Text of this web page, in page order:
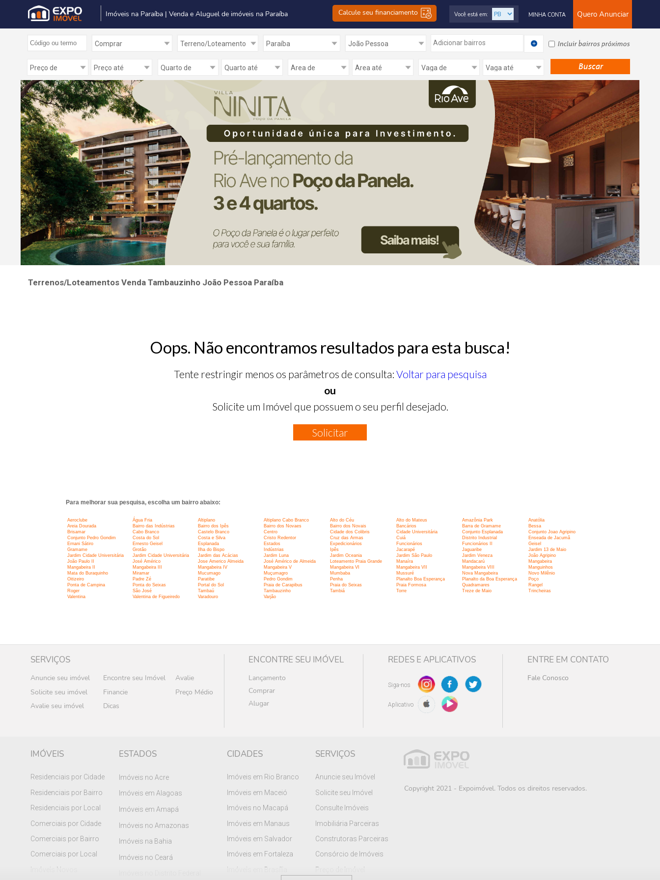
Imóveis na Paraíba | Venda e Aluguel de imóveis na Paraíba Calcule seu financiamento Quero Anunciar
MINHA CONTA
Você está em:
Adicionar bairros Incluir bairros próximos
Terrenos/Loteamentos Venda Tambauzinho João Pessoa Paraíba
Oops. Não encontramos resultados para esta busca!
Tente restringir menos os parâmetros de consulta: Voltar para pesquisa
ou
Solicite um Imóvel que possuem o seu perfil desejado.
Solicitar
Para melhorar sua pesquisa, escolha um bairro abaixo:
Aeroclube Água Fria Altiplano Altiplano Cabo Branco Alto do Céu Alto do Mateus Amazônia Park
Anatólia
Areia Dourada
Bairro das Indústrias Bairro dos Ipês Bairro dos Novaes Bairro dos Novais Bancários Barra de Gramame
Bessa
Brisamar
Cabo Branco Castelo Branco Centro Cidade dos Colibris Cidade Universitária Conjunto Esplanada
Conjunto Joao Agripino
Conjunto Pedro Gondim
Costa do Sol Costa e Silva Cristo Redentor Cruz das Armas Cuiá Distrito Industrial
Enseada de Jacumã
Ernani Sátiro
Ernesto Geisel Esplanada Estados Expedicionários Funcionários Funcionários II
Geisel
Gramame
Grotão Ilha do Bispo Indústrias Ipês Jacarapé Jaguaribe
Jardim 13 de Maio
Jardim Cidade Universitária
Jardim Cidade Universitária Jardim das Acácias Jardim Luna Jardim Oceania Jardim São Paulo Jardim Veneza
João Agripino
João Paulo II
José Américo Jose Americo Almeida José Américo de Almeida Loteamento Praia Grande Manaíra Mandacarú
Mangabeira
Mangabeira II
Mangabeira III Mangabeira IV Mangabeira V Mangabeira VI Mangabeira VII Mangabeira VIII
Manguinhos
Mata do Buraquinho
Miramar Mucumago Muçumagro Mumbaba Mussuré Nova Mangabeira
Novo Milênio
Oitizeiro
Padre Zé Paratibe Pedro Gondim Penha Planalto Boa Esperança Planalto da Boa Esperança
Poço
Ponta de Campina
Ponta do Seixas Portal do Sol Praia de Carapibus Praia do Seixas Praia Formosa Quadramares
Rangel
Roger
São José Tambaú Tambauzinho Tambiá Torre Treze de Maio
Trincheiras
Valentina
Valentina de Figueiredo Varadouro Varjão
SERVIÇOS
Anuncie seu imóvel Encontre seu Imóvel
Avalie
Solicite seu imóvel
Financie
Preço Médio
Avalie seu imóvel
Dicas
ENCONTRE SEU IMÓVEL
Lançamento
Comprar
Alugar
REDES E APLICATIVOS
Siga-nos
Aplicativo
ENTRE EM CONTATO
Fale Conosco
IMÓVEIS
Residenciais por Cidade
Residenciais por Bairro
Residenciais por Local
Comerciais por Cidade
Comerciais por Bairro
Comerciais por Local
Imóveis Novos
ESTADOS
Imóveis no Acre
Imóveis em Alagoas
Imóveis em Amapá
Imóveis no Amazonas
Imóveis na Bahia
Imóveis no Ceará
CIDADES
Imóveis em Rio Branco
Imóveis em Maceió
Imóveis no Macapá
Imóveis em Manaus
Imóveis em Salvador
Imóveis em Fortaleza
Imóveis em Brasília
SERVIÇOS
Anuncie seu Imóvel
Solicite seu Imóvel
Consulte Imóveis
Imobiliária Parceiras
Construtoras Parceiras
Consórcio de Imóveis
Preço de Imóvel
Copyright 2021 - Expoimóvel. Todos os direitos reservados.